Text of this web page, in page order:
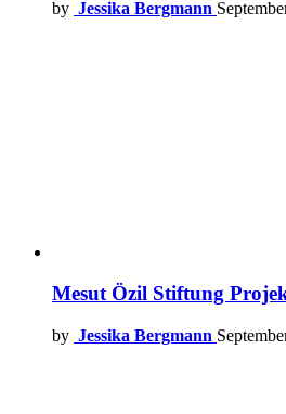
by Jessika Bergmann
Mesut Özil Stiftung
by Jessika Bergmann